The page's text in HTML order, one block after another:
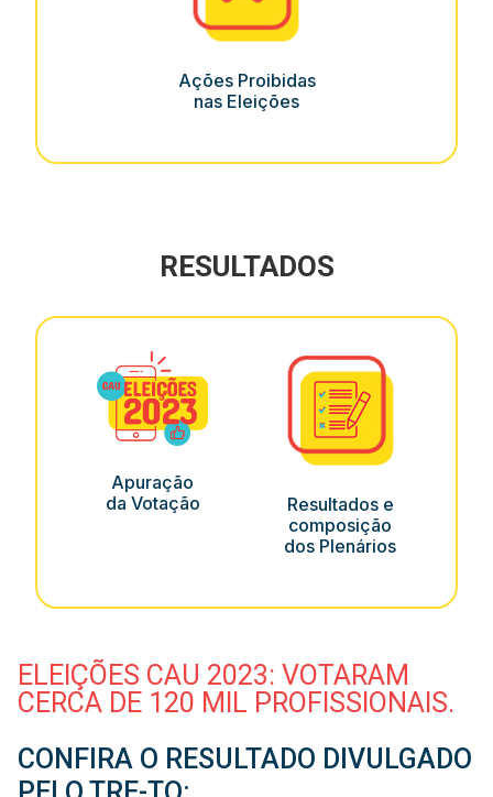
Ações Proibidas
nas Eleições
RESULTADOS
Apuração
da Votação
Resultados e
composição
dos Plenários
ELEIÇÕES CAU 2023: VOTARAM
CERCA DE 120 MIL PROFISSIONAIS.
CONFIRA O RESULTADO DIVULGADO